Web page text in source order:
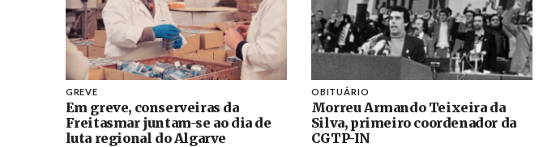
GREVE
Em greve, conserveiras da
Freitasmar juntam-se ao dia de
luta regional do Algarve
OBITUÁRIO
Morreu Armando Teixeira da
Silva, primeiro coordenador da
CGTP-IN